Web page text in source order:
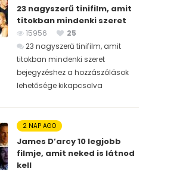
23 nagyszerű tinifilm, amit
titokban mindenki szeret
15956
25
23 nagyszerű tinifilm, amit
titokban mindenki szeret
bejegyzéshez a hozzászólások
lehetősége kikapcsolva
2 NAP AGO
James D’arcy 10 legjobb
filmje, amit neked is látnod
kell